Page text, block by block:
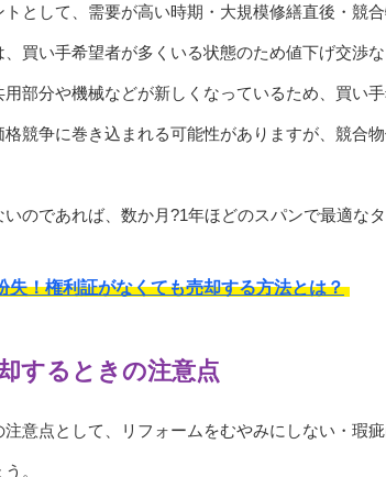
として、需要が高い時期・大規模修繕直後・競
買い手希望者が多くいる状態のため値下げ交渉
部分や機械などが新しくなっているため、買い
競争に巻き込まれる可能性がありますが、競合
のであれば、数か月?1年ほどのスパンで最適な
失！権利証がなくても売却する方法とは？
するときの注意点
意点として、リフォームをむやみにしない・瑕
。